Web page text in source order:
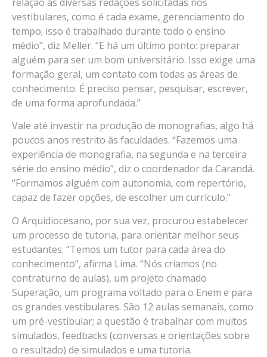
vestibulares, como é cada exame, gerenciamento do
tempo; isso é trabalhado durante todo o ensino
médio”, diz Meller. “E há um último ponto: preparar
alguém para ser um bom universitário. Isso exige uma
formação geral, um contato com todas as áreas de
conhecimento. É preciso pensar, pesquisar, escrever,
de uma forma aprofundada.”
Vale até investir na produção de monografias, algo há
poucos anos restrito às faculdades. “Fazemos uma
experiência de monografia, na segunda e na terceira
série do ensino médio”, diz o coordenador da Carandá.
“Formamos alguém com autonomia, com repertório,
capaz de fazer opções, de escolher um currículo.”
O Arquidiocesano, por sua vez, procurou estabelecer
um processo de tutoria, para orientar melhor seus
estudantes. “Temos um tutor para cada área do
conhecimento”, afirma Lima. “Nós criamos (no
contraturno de aulas), um projeto chamado
Superação, um programa voltado para o Enem e para
os grandes vestibulares. São 12 aulas semanais, como
um pré-vestibular; a questão é trabalhar com muitos
simulados, feedbacks (conversas e orientações sobre
o resultado) de simulados e uma tutoria.